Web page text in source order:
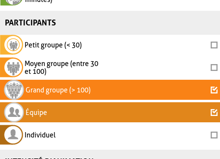
PARTICIPANTS
Petit groupe (< 30)
Moyen groupe (entre 30
et 100)
Grand groupe (> 100)
Équipe
Individuel